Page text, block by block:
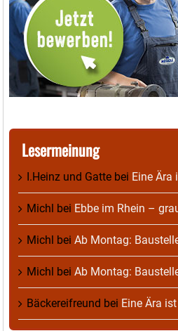
Lesermeinung
I.Heinz und Gatte bei Eine Ära
Michl bei Ebbe im Rhein –
Michl bei Ab Montag:
Michl bei Ab Montag:
Bäckereifreund bei Eine Ära